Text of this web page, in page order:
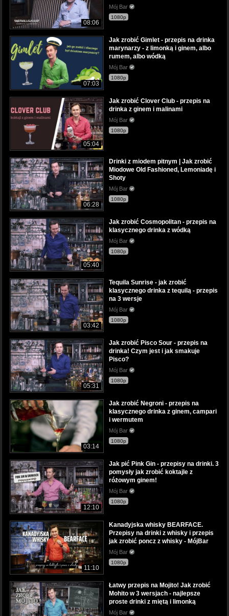
08:06
Mój Bar
1080p
07:03
Jak zrobić Gimlet - przepis na drinka
marynarzy - z limonką i ginem, albo
rumem, albo wódką
Mój Bar
1080p
05:04
Jak zrobić Clover Club - przepis na
drinka z ginem i malinami
Mój Bar
1080p
06:28
Drinki z miodem pitnym | Jak zrobić
Miodowe Old Fashioned, Lemoniadę i
Shoty
Mój Bar
1080p
05:40
Jak zrobić Cosmopolitan - przepis na
klasycznego drinka z wódką
Mój Bar
1080p
03:42
Tequila Sunrise - jak zrobić
klasycznego drinka z tequilą - przepis
na 3 wersje
Mój Bar
1080p
05:31
Jak zrobić Pisco Sour - przepis na
drinka! Czym jest i jak smakuje
Pisco?
Mój Bar
1080p
03:14
Jak zrobić Negroni - przepis na
klasycznego drinka z ginem, campari
i wermutem
Mój Bar
1080p
12:10
Jak pić Pink Gin - przepisy na drinki. 3
pomysły jak zrobić koktajle z
różowym ginem!
Mój Bar
1080p
11:10
Kanadyjska whisky BEARFACE.
Przepisy na drinki z whisky i przepis
jak zrobić poncz z whisky - MójBar
Mój Bar
1080p
Łatwy przepis na Mojito! Jak zrobić
Mohito w 3 wersjach - najlepsze
proste drinki z miętą i limonką
Mój Bar